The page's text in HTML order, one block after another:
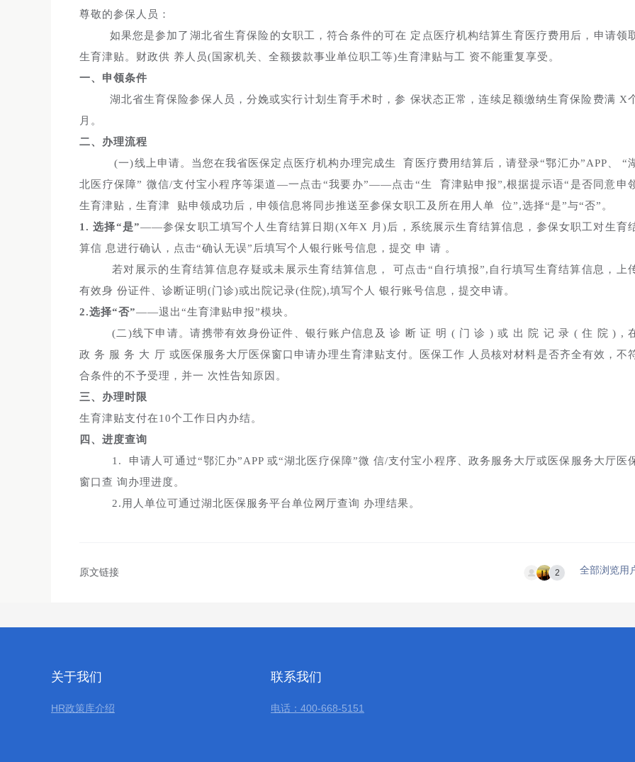
尊敬的参保人员：
如果您是参加了湖北省生育保险的女职工，符合条件的可在 定点医疗机构结算生育医疗费用后，申请领
生育津贴。财政供 养人员(国家机关、全额拨款事业单位职工等)生育津贴与工 资不能重复享受。
一、申领条件
湖北省生育保险参保人员，分娩或实行计划生育手术时，参 保状态正常，连续足额缴纳生育保险费满 X
月。
二、办理流程
(一)线上申请。当您在我省医保定点医疗机构办理完成生 育医疗费用结算后，请登录“鄂汇办”APP、 “
北医疗保障” 微信/支付宝小程序等渠道—一点击“我要办”——点击“生 育津贴申报”,根据提示语“是否同意申
生育津贴，生育津 贴申领成功后，申领信息将同步推送至参保女职工及所在用人单 位”,选择“是”与“否”。
1. 选择“是”——参保女职工填写个人生育结算日期(X年X 月)后，系统展示生育结算信息，参保女职工对生育
算信 息进行确认，点击“确认无误”后填写个人银行账号信息，提交 申 请 。
若对展示的生育结算信息存疑或未展示生育结算信息， 可点击“自行填报”,自行填写生育结算信息，上
有效身 份证件、诊断证明(门诊)或出院记录(住院),填写个人 银行账号信息，提交申请。
2.选择“否”——退出“生育津贴申报”模块。
(二)线下申请。请携带有效身份证件、银行账户信息及 诊 断 证 明 ( 门 诊 ) 或 出 院 记 录 ( 住 院 ) ,
政 务 服 务 大 厅 或医保服务大厅医保窗口申请办理生育津贴支付。医保工作 人员核对材料是否齐全有效，不
合条件的不予受理，并一 次性告知原因。
三、办理时限
生育津贴支付在10个工作日内办结。
四、进度查询
1. 申请人可通过“鄂汇办”APP 或“湖北医疗保障”微 信/支付宝小程序、政务服务大厅或医保服务大厅医
窗口查 询办理进度。
2.用人单位可通过湖北医保服务平台单位网厅查询 办理结果。
原文链接 2 全部浏览用
关于我们
HR政策库介绍
联系我们
电话：400-668-5151